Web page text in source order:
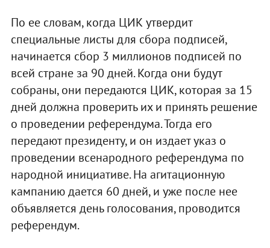
По ее словам, когда ЦИК утвердит
специальные листы для сбора подписей,
начинается сбор 3 миллионов подписей по
всей стране за 90 дней. Когда они будут
собраны, они передаются ЦИК, которая за 15
дней должна проверить их и принять решение
о проведении референдума. Тогда его
передают президенту, и он издает указ о
проведении всенародного референдума по
народной инициативе. На агитационную
кампанию дается 60 дней, и уже после нее
объявляется день голосования, проводится
референдум.